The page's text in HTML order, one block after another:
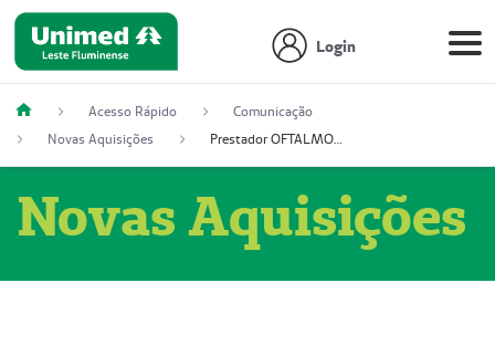
Login
Acesso Rápido
Comunicação
Novas Aquisições
Prestador OFTALMOCLÍNICA SÃO GONÇALO (55004164-2)
Novas Aquisições